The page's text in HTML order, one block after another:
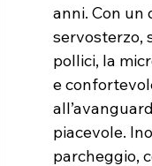
anni. Con
servosterzo,
pollici, la
e
piacevole.
parcheggio,